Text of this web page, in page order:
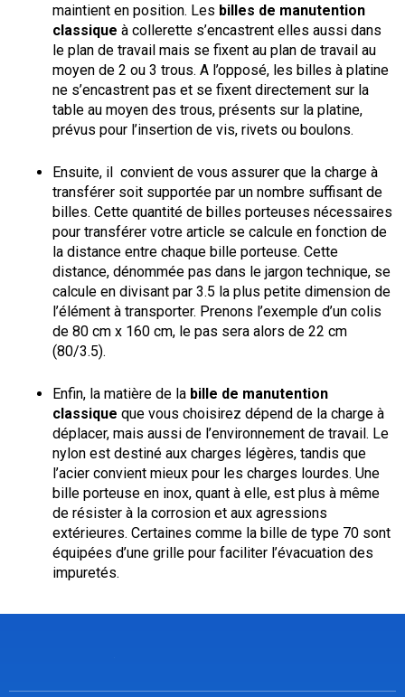
maintient en position. Les billes de manutention
classique à collerette s’encastrent elles aussi dans
le plan de travail mais se fixent au plan de travail au
moyen de 2 ou 3 trous. A l’opposé, les billes à platine
ne s’encastrent pas et se fixent directement sur la
table au moyen des trous, présents sur la platine,
prévus pour l’insertion de vis, rivets ou boulons.
Ensuite, il  convient de vous assurer que la charge à
transférer soit supportée par un nombre suffisant de
billes. Cette quantité de billes porteuses nécessaires
pour transférer votre article se calcule en fonction de
la distance entre chaque bille porteuse. Cette
distance, dénommée pas dans le jargon technique, se
calcule en divisant par 3.5 la plus petite dimension de
l’élément à transporter. Prenons l’exemple d’un colis
de 80 cm x 160 cm, le pas sera alors de 22 cm
(80/3.5).
Enfin, la matière de la bille de manutention
classique que vous choisirez dépend de la charge à
déplacer, mais aussi de l’environnement de travail. Le
nylon est destiné aux charges légères, tandis que
l’acier convient mieux pour les charges lourdes. Une
bille porteuse en inox, quant à elle, est plus à même
de résister à la corrosion et aux agressions
extérieures. Certaines comme la bille de type 70 sont
équipées d’une grille pour faciliter l’évacuation des
impuretés.